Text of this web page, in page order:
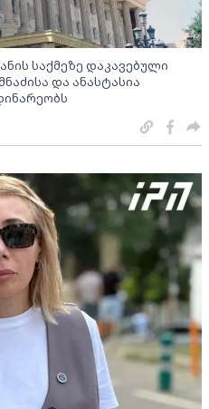
საქმეზე დაკავებული
და ანასტასია